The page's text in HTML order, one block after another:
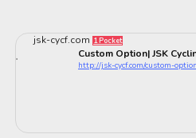
jsk-cycf.com 1 Pocket
Custom Option| JSK
http://jsk-cycf.com/custom-